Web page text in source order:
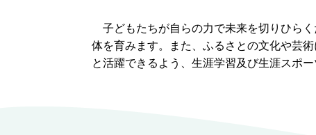
子どもたちが自らの力で未来を切りひら
体を育みます。また、ふるさとの文化や芸
と活躍できるよう、生涯学習及び生涯スポー